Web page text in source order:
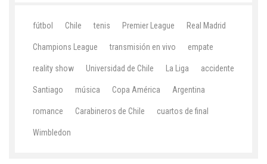
fútbol Chile tenis Premier League Real Madrid
Champions League transmisión en vivo empate
reality show Universidad de Chile La Liga accidente
Santiago música Copa América Argentina
romance Carabineros de Chile cuartos de final
Wimbledon